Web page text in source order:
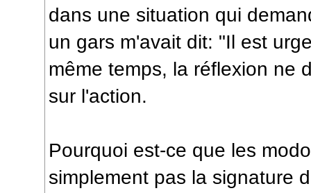
dans une situation qui
un gars m'avait dit: "Il est
même temps, la réflexion ne
sur l'action.
Pourquoi est-ce que les
simplement pas la signature